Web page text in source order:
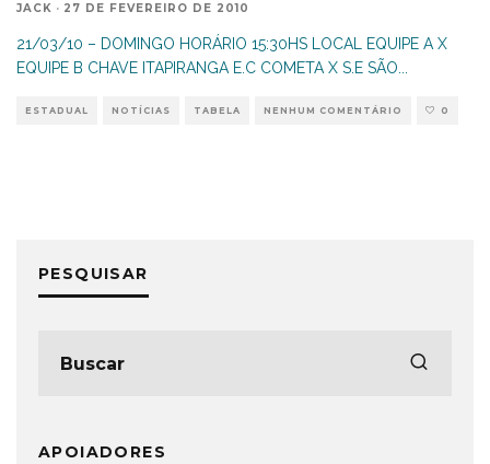
JACK · 27 DE FEVEREIRO DE 2010
21/03/10 – DOMINGO HORÁRIO 15:30HS LOCAL EQUIPE A X
EQUIPE B CHAVE ITAPIRANGA E.C COMETA X S.E SÃO...
ESTADUAL NOTÍCIAS TABELA NENHUM COMENTÁRIO 0
PESQUISAR
APOIADORES